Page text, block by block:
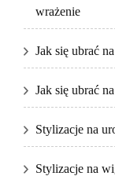
wrażenie
Jak się ubrać
Jak się ubrać
Stylizacje na
Stylizacje na